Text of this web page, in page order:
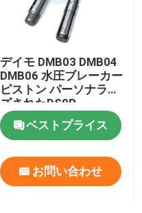
デイモ DMB03 DMB04
DMB06 水圧ブレーカー
ピストン パーソナライ
ズされたDS9P
ベストプライス
お問い合わせ